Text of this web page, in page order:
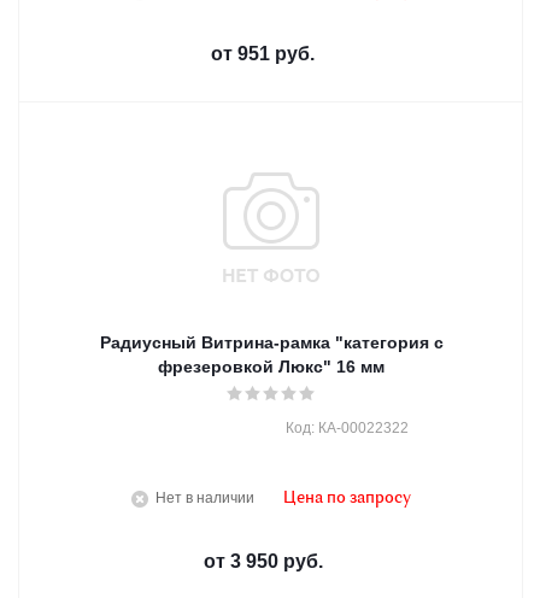
от 951 руб.
Радиусный Витрина-рамка "категория с
фрезеровкой Люкс" 16 мм
Нет в наличии
Код: КА-00022322
Цена по запросу
от 3 950 руб.